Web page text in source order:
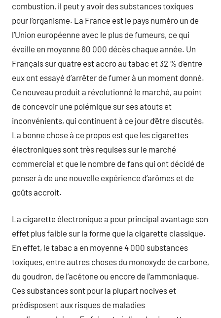
combustion, il peut y avoir des substances toxiques
pour l’organisme. La France est le pays numéro un de
l’Union européenne avec le plus de fumeurs, ce qui
éveille en moyenne 60 000 décès chaque année. Un
Français sur quatre est accro au tabac et 32 % d’entre
eux ont essayé d’arrêter de fumer à un moment donné.
Ce nouveau produit a révolutionné le marché, au point
de concevoir une polémique sur ses atouts et
inconvénients, qui continuent à ce jour d’être discutés.
La bonne chose à ce propos est que les cigarettes
électroniques sont très requises sur le marché
commercial et que le nombre de fans qui ont décidé de
penser à de une nouvelle expérience d’arômes et de
goûts accroit.
La cigarette électronique a pour principal avantage son
effet plus faible sur la forme que la cigarette classique.
En effet, le tabac a en moyenne 4 000 substances
toxiques, entre autres choses du monoxyde de carbone,
du goudron, de l’acétone ou encore de l’ammoniaque.
Ces substances sont pour la plupart nocives et
prédisposent aux risques de maladies